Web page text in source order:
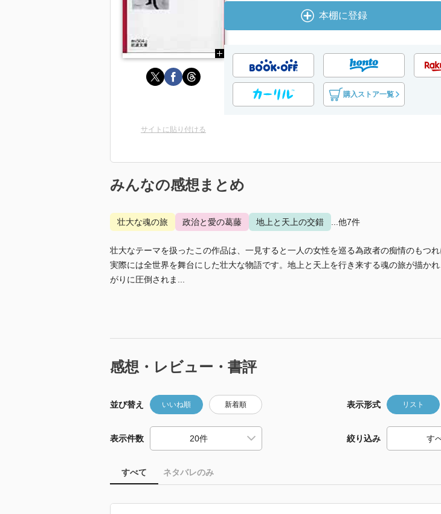
本棚に登録
購入ストア一覧
サイトに貼り付ける
みんなの感想まとめ
壮大な魂の旅 政治と愛の葛藤 地上と天上の交錯 ...他7件
壮大なテーマを扱ったこの作品は、一見すると一人の女性を巡る為政者の痴情のもつれ
実際には全世界を舞台にした壮大な物語です。地上と天上を行き来する魂の旅が描か
がりに圧倒されま...
感想・レビュー・書評
並び替え いいね順 新着順 表示形式 リスト
表示件数 絞り込み
すべて ネタバレのみ